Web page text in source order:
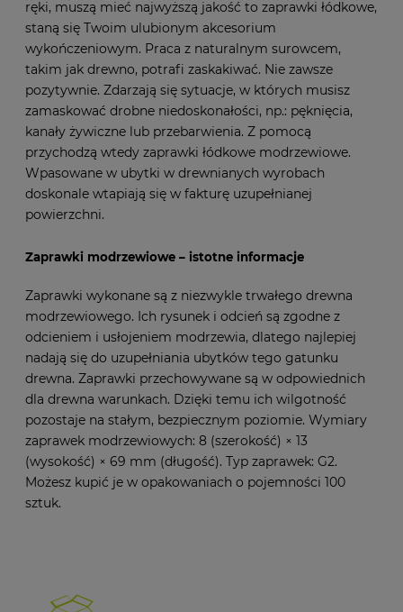
ręki, muszą mieć najwyższą jakość to zaprawki łódkowe,
staną się Twoim ulubionym akcesorium
wykończeniowym. Praca z naturalnym surowcem,
takim jak drewno, potrafi zaskakiwać. Nie zawsze
pozytywnie. Zdarzają się sytuacje, w których musisz
zamaskować drobne niedoskonałości, np.: pęknięcia,
kanały żywiczne lub przebarwienia. Z pomocą
przychodzą wtedy zaprawki łódkowe modrzewiowe.
Wpasowane w ubytki w drewnianych wyrobach
doskonale wtapiają się w fakturę uzupełnianej
powierzchni.
Zaprawki modrzewiowe – istotne informacje
Zaprawki wykonane są z niezwykle trwałego drewna
modrzewiowego. Ich rysunek i odcień są zgodne z
odcieniem i usłojeniem modrzewia, dlatego najlepiej
nadają się do uzupełniania ubytków tego gatunku
drewna. Zaprawki przechowywane są w odpowiednich
dla drewna warunkach. Dzięki temu ich wilgotność
pozostaje na stałym, bezpiecznym poziomie. Wymiary
zaprawek modrzewiowych: 8 (szerokość) × 13
(wysokość) × 69 mm (długość). Typ zaprawek: G2.
Możesz kupić je w opakowaniach o pojemności 100
sztuk.